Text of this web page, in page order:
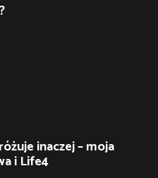
inaczej – moja
i Life4